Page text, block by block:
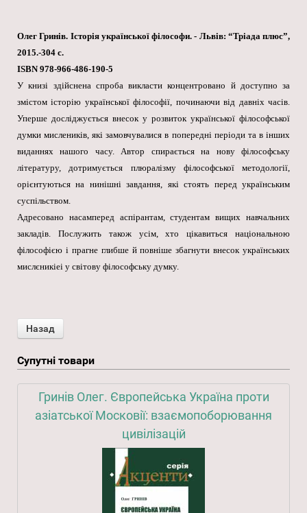
Олег Гринів. Історія української філософи. - Львів: “Тріада плюс”,
2015.-304 с.
ISBN 978-966-486-190-5
У книзі здійснена спроба викласти концентровано й доступно за
змістом історію української філософії, починаючи від давніх часів.
Уперше досліджується внесок у розвиток української філософської
думки мислеників, які замовчувалися в попередні періоди та в інших
виданнях нашого часу. Автор спирається на нову філософську
літературу, дотримується плюралізму філософської методології,
орієнтуються на нинішні завдання, які стоять перед українським
суспільством.
Адресовано насамперед аспірантам, студентам вищих навчальних
закладів. Послужить також усім, хто цікавиться національною
філософією і прагне глибше й повніше збагнути внесок українських
мислєникіеі у світову філософську думку.
Супутні товари
Гринів Олег. Європейська Україна проти
азіатської Московії: взаємопоборювання
цивілізацій